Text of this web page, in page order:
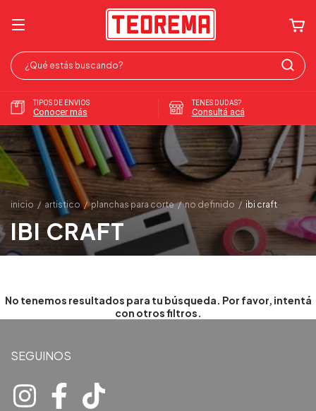
TIPOS DE ENVIOS
Conocer más
TENES DUDAS?
Consultá acá
inicio / artistico / planchas para corte / no definido / ibi craft
IBI CRAFT
No tenemos resultados para tu búsqueda. Por favor, intentá
con otros filtros.
SEGUINOS